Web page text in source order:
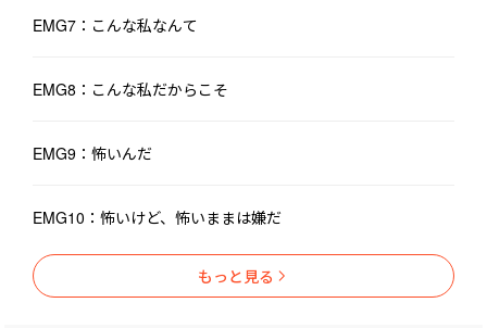
EMG7：こんな私なんて
EMG8：こんな私だからこそ
EMG9：怖いんだ
EMG10：怖いけど、怖いままは嫌だ
もっと見る